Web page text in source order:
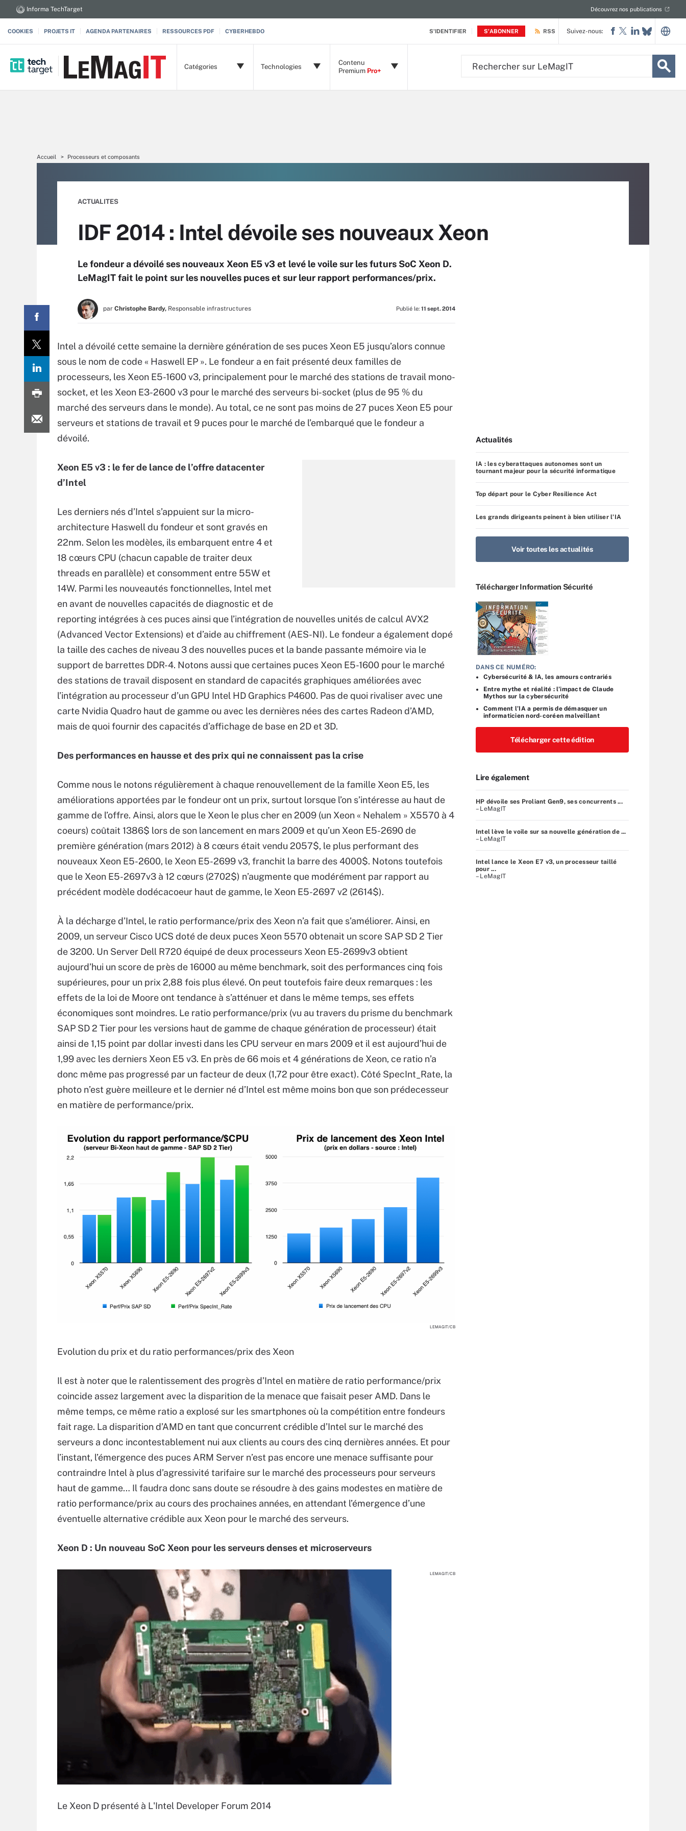
S'IDENTIFIER S'ABONNER
Informa TechTarget Découvrez nos publications
COOKIES PROJETS IT AGENDA PARTENAIRES RESSOURCES PDF CYBERHEBDO RSS
Catégories Technologies
Contenu
Premium Pro+
Suivez-nous:
Accueil Processeurs et composants
ACTUALITES
IDF 2014 : Intel dévoile ses nouveaux Xeon
Le fondeur a dévoilé ses nouveaux Xeon E5 v3 et levé le voile sur les futurs SoC Xeon D.
LeMagIT fait le point sur les nouvelles puces et sur leur rapport performances/prix.
par Christophe Bardy, Responsable infrastructures Publié le: 11 sept. 2014
Intel a dévoilé cette semaine la dernière génération de ses puces Xeon E5 jusqu’alors connue
sous le nom de code « Haswell EP ». Le fondeur a en fait présenté deux familles de
processeurs, les Xeon E5-1600 v3, principalement pour le marché des stations de travail mono-
socket, et les Xeon E3-2600 v3 pour le marché des serveurs bi-socket (plus de 95 % du
marché des serveurs dans le monde). Au total, ce ne sont pas moins de 27 puces Xeon E5 pour
serveurs et stations de travail et 9 puces pour le marché de l’embarqué que le fondeur a
dévoilé.
Xeon E5 v3 : le fer de lance de l’offre datacenter
d’Intel
Les derniers nés d’Intel s’appuient sur la micro-
architecture Haswell du fondeur et sont gravés en
22nm. Selon les modèles, ils embarquent entre 4 et
18 cœurs CPU (chacun capable de traiter deux
threads en parallèle) et consomment entre 55W et
14W. Parmi les nouveautés fonctionnelles, Intel met
en avant de nouvelles capacités de diagnostic et de
reporting intégrées à ces puces ainsi que l’intégration de nouvelles unités de calcul AVX2
(Advanced Vector Extensions) et d’aide au chiffrement (AES-NI). Le fondeur a également dopé
la taille des caches de niveau 3 des nouvelles puces et la bande passante mémoire via le
support de barrettes DDR-4. Notons aussi que certaines puces Xeon E5-1600 pour le marché
des stations de travail disposent en standard de capacités graphiques améliorées avec
l’intégration au processeur d’un GPU Intel HD Graphics P4600. Pas de quoi rivaliser avec une
carte Nvidia Quadro haut de gamme ou avec les dernières nées des cartes Radeon d’AMD,
mais de quoi fournir des capacités d’affichage de base en 2D et 3D.
Des performances en hausse et des prix qui ne connaissent pas la crise
Comme nous le notons régulièrement à chaque renouvellement de la famille Xeon E5, les
améliorations apportées par le fondeur ont un prix, surtout lorsque l’on s’intéresse au haut de
gamme de l’offre. Ainsi, alors que le Xeon le plus cher en 2009 (un Xeon « Nehalem » X5570 à 4
coeurs) coûtait 1386$ lors de son lancement en mars 2009 et qu’un Xeon E5-2690 de
première génération (mars 2012) à 8 cœurs était vendu 2057$, le plus performant des
nouveaux Xeon E5-2600, le Xeon E5-2699 v3, franchit la barre des 4000$. Notons toutefois
que le Xeon E5-2697v3 à 12 cœurs (2702$) n’augmente que modérément par rapport au
précédent modèle dodécacoeur haut de gamme, le Xeon E5-2697 v2 (2614$).
À la décharge d’Intel, le ratio performance/prix des Xeon n’a fait que s’améliorer. Ainsi, en
2009, un serveur Cisco UCS doté de deux puces Xeon 5570 obtenait un score SAP SD 2 Tier
de 3200. Un Server Dell R720 équipé de deux processeurs Xeon E5-2699v3 obtient
aujourd’hui un score de près de 16000 au même benchmark, soit des performances cinq fois
supérieures, pour un prix 2,88 fois plus élevé. On peut toutefois faire deux remarques : les
effets de la loi de Moore ont tendance à s’atténuer et dans le même temps, ses effets
économiques sont moindres. Le ratio performance/prix (vu au travers du prisme du benchmark
SAP SD 2 Tier pour les versions haut de gamme de chaque génération de processeur) était
ainsi de 1,15 point par dollar investi dans les CPU serveur en mars 2009 et il est aujourd’hui de
1,99 avec les derniers Xeon E5 v3. En près de 66 mois et 4 générations de Xeon, ce ratio n’a
donc même pas progressé par un facteur de deux (1,72 pour être exact). Côté SpecInt_Rate, la
photo n’est guère meilleure et le dernier né d’Intel est même moins bon que son prédecesseur
en matière de performance/prix.
LEMAGIT/CB
Evolution du prix et du ratio performances/prix des Xeon
Il est à noter que le ralentissement des progrès d’Intel en matière de ratio performance/prix
coincide assez largement avec la disparition de la menace que faisait peser AMD. Dans le
même temps, ce même ratio a explosé sur les smartphones où la compétition entre fondeurs
fait rage. La disparition d’AMD en tant que concurrent crédible d’Intel sur le marché des
serveurs a donc incontestablement nui aux clients au cours des cinq dernières années. Et pour
l’instant, l’émergence des puces ARM Server n’est pas encore une menace suffisante pour
contraindre Intel à plus d’agressivité tarifaire sur le marché des processeurs pour serveurs
haut de gamme… Il faudra donc sans doute se résoudre à des gains modestes en matière de
ratio performance/prix au cours des prochaines années, en attendant l’émergence d’une
éventuelle alternative crédible aux Xeon pour le marché des serveurs.
Xeon D : Un nouveau SoC Xeon pour les serveurs denses et microserveurs
LEMAGIT/CB
Le Xeon D présenté à L'Intel Developer Forum 2014
Actualités
IA : les cyberattaques autonomes sont un
tournant majeur pour la sécurité informatique
Top départ pour le Cyber Resilience Act
Les grands dirigeants peinent à bien utiliser l’IA
Voir toutes les actualités
Télécharger Information Sécurité
DANS CE NUMÉRO:
Cybersécurité & IA, les amours contrariés
Entre mythe et réalité : l’impact de Claude
Mythos sur la cybersécurité
Comment l’IA a permis de démasquer un
informaticien nord-coréen malveillant
Télécharger cette édition
Lire également
HP dévoile ses Proliant Gen9, ses concurrents ...
– LeMagIT
Intel lève le voile sur sa nouvelle génération de ...
– LeMagIT
Intel lance le Xeon E7 v3, un processeur taillé
pour ...
– LeMagIT